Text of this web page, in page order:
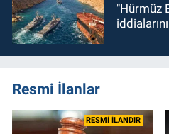
"Hürmüz
Resmi İlanlar
RESMİ İLANDIR